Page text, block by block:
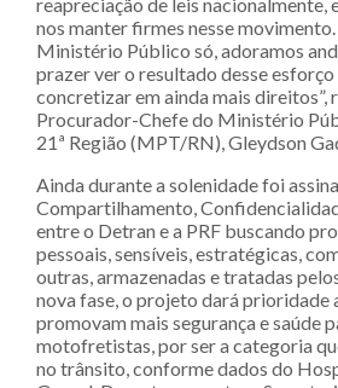
nos manter firmes nesse
Ministério Público só, adoramos
prazer ver o resultado desse
concretizar em ainda mais direitos”,
Procurador-Chefe do Ministério
21ª Região (MPT/RN), Gleydson
Ainda durante a solenidade foi
Compartilhamento,
entre o Detran e a PRF buscando
pessoais, sensíveis, estratégicas,
outras, armazenadas e tratadas
nova fase, o projeto dará prioridade
promovam mais segurança e saúde
motofretistas, por ser a categoria
no trânsito, conforme dados do